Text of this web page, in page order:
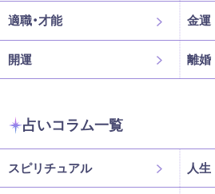
適職・才能 金運
開運 離婚
占いコラム一覧
スピリチュアル 人生